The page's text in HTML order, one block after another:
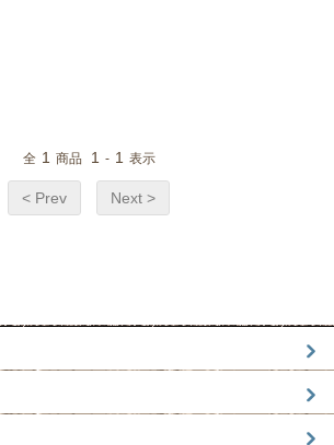
全 1 商品 1 - 1 表示
< Prev Next >